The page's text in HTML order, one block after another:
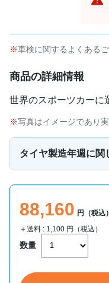
車検に関するよくある
商品の詳細情報
世界のスポーツカーに
写真はイメージであり
タイヤ製造年週に関
88,160 円（税込）
＋送料 : 1,100 円（税込）
数量